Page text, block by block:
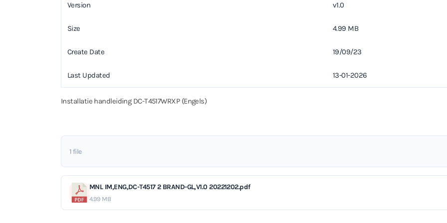
Version v1.0
Size 4.99 MB
Create Date 19/09/23
Last Updated 13-01-2026
Installatie handleiding DC-T4517WRXP (Engels)
1 file
MNL IM,ENG,DC-T4517 2 BRAND-GL,V1.0 20221202.pdf
4.99 MB